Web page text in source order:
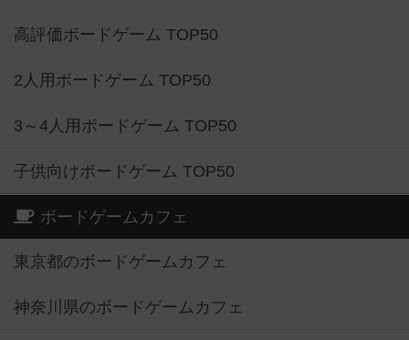
高評価ボードゲーム TOP50
2人用ボードゲーム TOP50
3～4人用ボードゲーム TOP50
子供向けボードゲーム TOP50
ボードゲームカフェ
東京都のボードゲームカフェ
神奈川県のボードゲームカフェ